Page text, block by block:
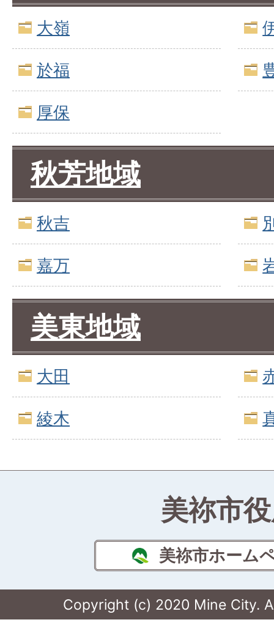
大嶺
於福
厚保
秋芳地域
秋吉
嘉万
美東地域
大田
綾木
美祢市
美祢市ホーム
Copyright (c) 2020 Mine City.